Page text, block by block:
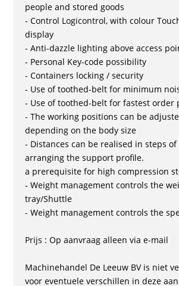
people and stored goods
- Control Logicontrol, with colour
display
- Anti-dazzle lighting above access
- Personal Key-code possibility
- Containers locking / security
- Use of toothed-belt for minimum
- Use of toothed-belt for fastest order
- The working positions can be
depending on the body size
- Distances can be realised in steps
arranging the support profile.
a prerequisite for high compression
- Weight management controls the
tray/Shuttle
- Weight management controls the
Prijs : Op aanvraag alleen via e-mail
Machinehandel De Leeuw BV is niet
voor eventuele verschillen in deze